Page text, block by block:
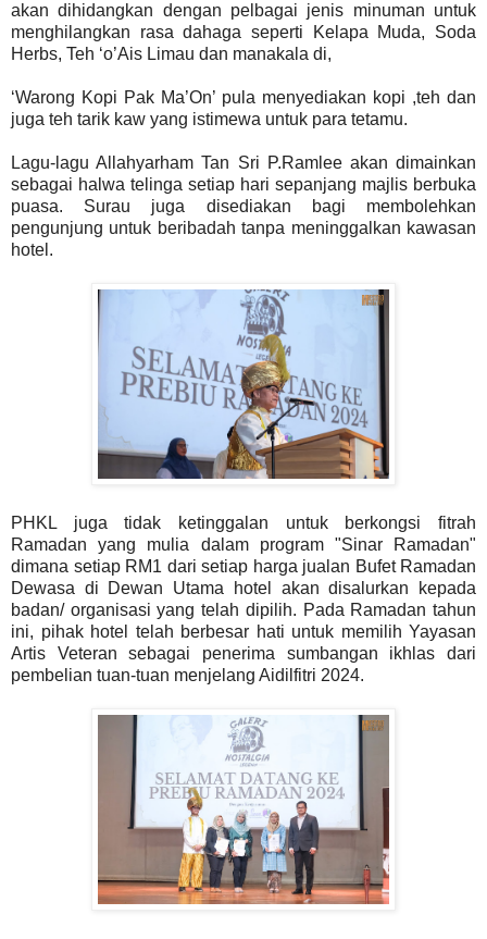
akan dihidangkan dengan pelbagai jenis minuman untuk
menghilangkan rasa dahaga seperti Kelapa Muda, Soda
Herbs, Teh ‘o’Ais Limau dan manakala di,
‘Warong Kopi Pak Ma’On’ pula menyediakan kopi ,teh dan
juga teh tarik kaw yang istimewa untuk para tetamu.
Lagu-lagu Allahyarham Tan Sri P.Ramlee akan dimainkan
sebagai halwa telinga setiap hari sepanjang majlis berbuka
puasa. Surau juga disediakan bagi membolehkan
pengunjung untuk beribadah tanpa meninggalkan kawasan
hotel.
PHKL juga tidak ketinggalan untuk berkongsi fitrah
Ramadan yang mulia dalam program "Sinar Ramadan"
dimana setiap RM1 dari setiap harga jualan Bufet Ramadan
Dewasa di Dewan Utama hotel akan disalurkan kepada
badan/ organisasi yang telah dipilih. Pada Ramadan tahun
ini, pihak hotel telah berbesar hati untuk memilih Yayasan
Artis Veteran sebagai penerima sumbangan ikhlas dari
pembelian tuan-tuan menjelang Aidilfitri 2024.